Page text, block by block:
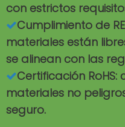
con estrictos
Cumplimiento de
materiales están
se alinean con las
Certificación
materiales no
seguro.